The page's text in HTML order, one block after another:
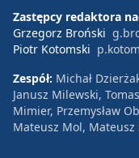
Zastępcy redaktora
Grzegorz Broński
Piotr Kotomski
Zespół: Michał
Janusz Milewski,
Mimier, Przemysław
Mateusz Mol, Mateusz